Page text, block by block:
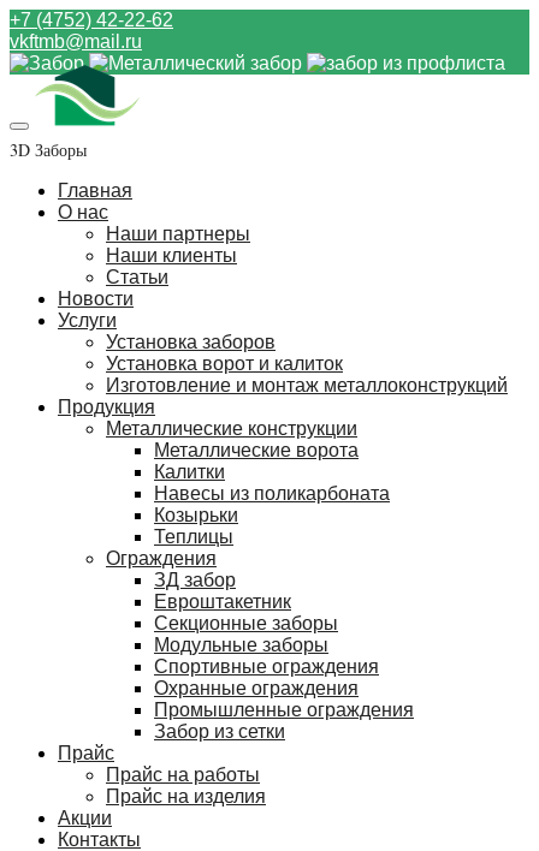
+7 (4752) 42-22-62
vkftmb@mail.ru
3D Заборы
Главная
О нас
Наши партнеры
Наши клиенты
Статьи
Новости
Услуги
Установка заборов
Установка ворот и калиток
Изготовление и монтаж металлоконструкций
Продукция
Металлические конструкции
Металлические ворота
Калитки
Навесы из поликарбоната
Козырьки
Теплицы
Ограждения
ЗД забор
Евроштакетник
Секционные заборы
Модульные заборы
Спортивные ограждения
Охранные ограждения
Промышленные ограждения
Забор из сетки
Прайс
Прайс на работы
Прайс на изделия
Акции
Контакты